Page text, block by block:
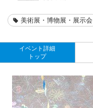
美術展・博物展・展示会
イベント詳細
トップ